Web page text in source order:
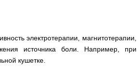
электротерапии, магнитотерапии,
источника боли. Например, при
кушетке.